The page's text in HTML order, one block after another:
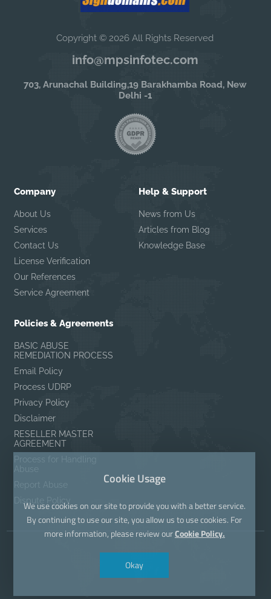
Copyright © 2026 All Rights Reserved
info@mpsinfotec.com
703, Arunachal Building,19 Barakhamba Road, New
Delhi -1
Company
About Us
Services
Contact Us
License Verification
Our References
Service Agreement
Help & Support
News from Us
Articles from Blog
Knowledge Base
Policies & Agreements
BASIC ABUSE
REMEDIATION PROCESS
Email Policy
Process UDRP
Privacy Policy
Disclaimer
RESELLER MASTER
AGREEMENT
Process for Handling
Abuse
Report Abuse
Dispute Policy
Cookie Usage
We use cookies on our site to provide you with a better service.
By continuing to use our site, you allow us to use cookies. For
more information, please review ourCookie Policy.
Okay